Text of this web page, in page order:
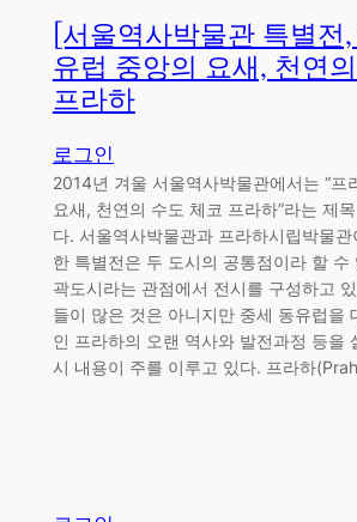
[서울역사박물관 특별전
유럽 중앙의 요새, 천연
프라하
로그인
2014년 겨울 서울역사박물관에서는 “프
요새, 천연의 수도 체코 프라하”라는 제
다. 서울역사박물관과 프라하시립박물관
한 특별전은 두 도시의 공통점이라 할 수
곽도시라는 관점에서 전시를 구성하고
들이 많은 것은 아니지만 중세 동유럽을
인 프라하의 오랜 역사와 발전과정 등을
시 내용이 주를 이루고 있다. 프라하